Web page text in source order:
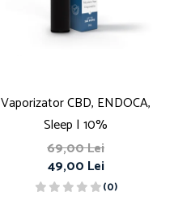
Vaporizator CBD, ENDOCA,
Sleep | 10%
69,00 Lei
49,00 Lei
(0)